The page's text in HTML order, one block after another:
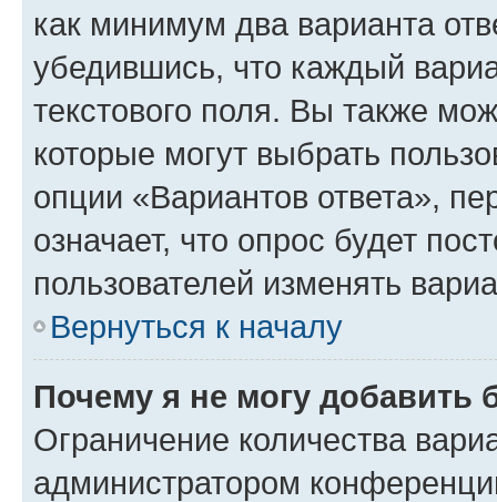
как минимум два варианта
убедившись, что каждый
текстового поля. Вы также
которые могут выбрать
опции «Вариантов ответа»,
означает, что опрос будет
пользователей изменять
Вернуться к началу
Почему я не могу добавить
Ограничение количества
администратором